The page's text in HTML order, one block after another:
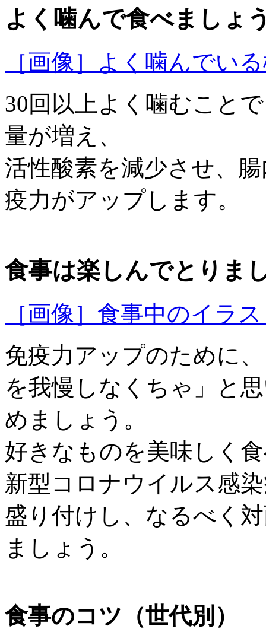
よく噛んで食べましょ
［画像］よく噛んでい
30回以上よく噛むこと
量が増え、
活性酸素を減少させ、
疫力がアップします。
食事は楽しんでとりま
［画像］食事中のイラ
免疫力アップのために
を我慢しなくちゃ」と
めましょう。
好きなものを美味しく
新型コロナウイルス感
盛り付けし、なるべく
ましょう。
食事のコツ（世代別）